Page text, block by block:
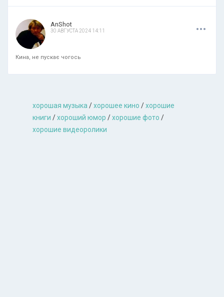
AnShot
30 АВГУСТА 2024 14:11 ...
Кина, не пускає чогось
хорошая музыкa /хорошее кино /хорошие
книги /хороший юмор /хорошие фото /
хорошие видеоролики